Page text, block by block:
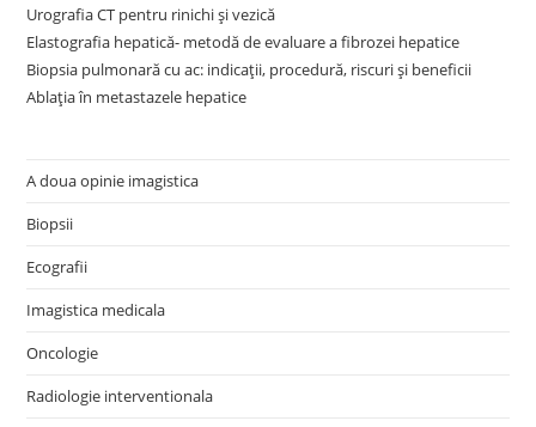
Urografia CT pentru rinichi și vezică
Elastografia hepatică- metodă de evaluare a fibrozei hepatice
Biopsia pulmonară cu ac: indicații, procedură, riscuri și beneficii
Ablația în metastazele hepatice
A doua opinie imagistica
Biopsii
Ecografii
Imagistica medicala
Oncologie
Radiologie interventionala